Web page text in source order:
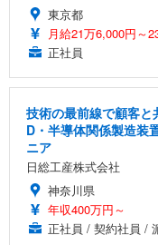
東京都
月給21万6,000円～
正社員
技術の最前線で顧客
D・半導体関係製造装
ニア
日総工産株式会社
神奈川県
年収400万円～
正社員 / 契約社員 /